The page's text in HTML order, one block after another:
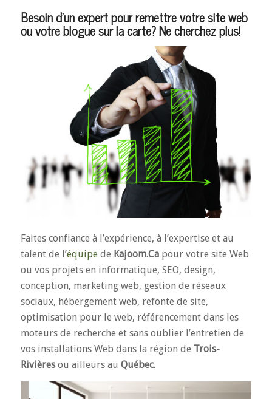
Besoin d’un expert pour remettre votre site web
ou votre blogue sur la carte? Ne cherchez plus!
Faites confiance à l’expérience, à l’expertise et au
talent de l’équipede Kajoom.Capour votre site Web
ou vos projets en informatique, SEO, design,
conception, marketing web, gestion de réseaux
sociaux, hébergement web, refonte de site,
optimisation pour le web, référencement dans les
moteurs de recherche et sans oublier l’entretien de
vos installations Web dans la région de Trois-
Rivièresou ailleurs au Québec.